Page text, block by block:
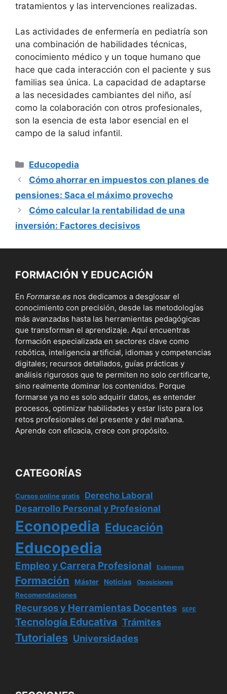
tratamientos y las intervenciones realizadas.
Las actividades de enfermería en pediatría son
una combinación de habilidades técnicas,
conocimiento médico y un toque humano que
hace que cada interacción con el paciente y sus
familias sea única. La capacidad de adaptarse
a las necesidades cambiantes del niño, así
como la colaboración con otros profesionales,
son la esencia de esta labor esencial en el
campo de la salud infantil.
Categorías
Educopedia
Cómo ahorrar en impuestos con planes de
pensiones: Saca el máximo provecho
Cómo calcular la rentabilidad de una
inversión: Factores decisivos
FORMACIÓN Y EDUCACIÓN
En Formarse.es nos dedicamos a desglosar el
conocimiento con precisión, desde las metodologías
más avanzadas hasta las herramientas pedagógicas
que transforman el aprendizaje. Aquí encuentras
formación especializada en sectores clave como
robótica, inteligencia artificial, idiomas y competencias
digitales; recursos detallados, guías prácticas y
análisis rigurosos que te permiten no solo certificarte,
sino realmente dominar los contenidos. Porque
formarse ya no es solo adquirir datos, es entender
procesos, optimizar habilidades y estar listo para los
retos profesionales del presente y del mañana.
Aprende con eficacia, crece con propósito.
CATEGORÍAS
Cursos online gratis Derecho Laboral
Desarrollo Personal y Profesional
Econopedia Educación
Educopedia
Empleo y Carrera Profesional Exámenes
Formación Máster Noticias Oposiciones
Recomendaciones
Recursos y Herramientas Docentes SEPE
Tecnología Educativa Trámites
Tutoriales Universidades